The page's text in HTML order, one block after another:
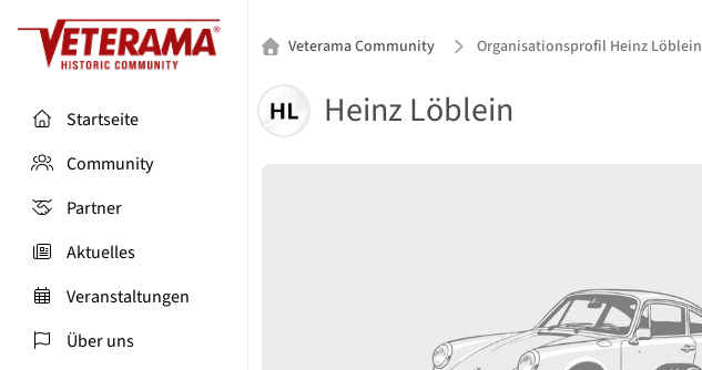
Startseite
Community
Partner
Aktuelles
Veranstaltungen
Über uns
Veterama Community Organisationsprofil Heinz Löblein
Heinz Löblein